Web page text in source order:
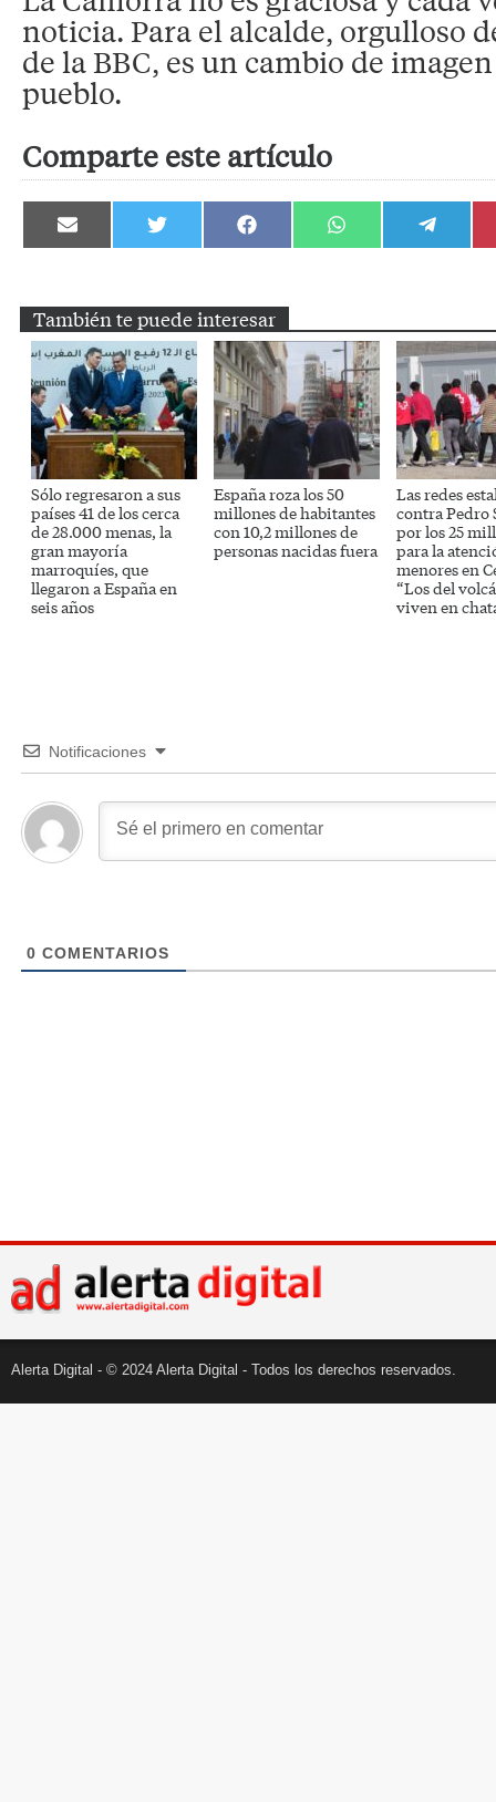
noticia. Para el alcalde, orgulloso
de la BBC, es un cambio de
pueblo.
Comparte este artículo
Compartir
en
Compartir
en
Compartir
en
Compartir
en
Compartir
en
También te puede interesar
Sólo regresaron a sus
países 41 de los cerca
de 28.000 menas, la
gran mayoría
marroquíes, que
llegaron a España en
seis años
España roza los 50
millones de habitantes
con 10,2 millones de
personas nacidas fuera
Las redes
contra Pedro
por los 25
para la
menores en
“Los del
viven en
Notificaciones
0 COMENTARIOS
Alerta Digital - © 2024 Alerta Digital - Todos los derechos reservados.